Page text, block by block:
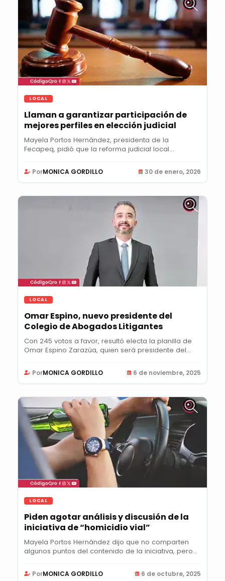
LOCAL
Llaman a garantizar participación de
mejores perfiles en elección judicial
Mayela Portos Hernández, presidenta de la
Fecapeq, pidió que la reforma judicial local
PorMONICA GORDILLO 30 de enero, 2026
LOCAL
Omar Espino, nuevo presidente del
Colegio de Abogados Litigantes
Con 245 votos a favor, resultó electa la planilla de
Omar Espino Zarazúa, quien será presidente del...
PorMONICA GORDILLO 6 de noviembre, 2025
LOCAL
Piden agotar análisis y discusión de la
iniciativa de “homicidio vial”
Mayela Portos Hernández dijo que no comparten
algunos puntos del contenido de la iniciativa, pero...
PorMONICA GORDILLO 6 de octubre, 2025